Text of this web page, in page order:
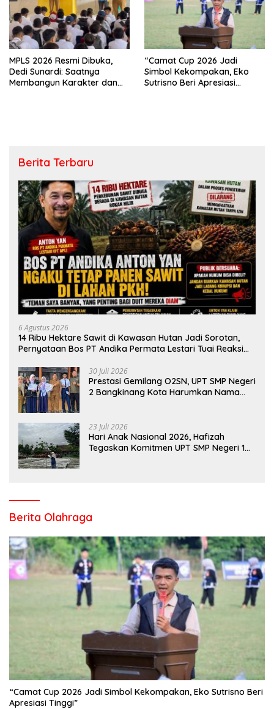
MPLS 2026 Resmi Dibuka,
Dedi Sunardi: Saatnya
Membangun Karakter dan
“Camat Cup 2026 Jadi
Simbol Kekompakan, Eko
Sutrisno Beri Apresiasi
Berita Terbaru
6 Agustus 2026
14 Ribu Hektare Sawit di Kawasan Hutan Jadi Sorotan,
Pernyataan Bos PT Andika Permata Lestari Tuai Reaksi
30 Juli 2026
Prestasi Gemilang O2SN, UPT SMP Negeri
2 Bangkinang Kota Harumkan Nama
23 Juli 2026
Hari Anak Nasional 2026, Hafizah
Tegaskan Komitmen UPT SMP Negeri 1
Berita Olahraga
“Camat Cup 2026 Jadi Simbol Kekompakan, Eko Sutrisno Beri
Apresiasi Tinggi”